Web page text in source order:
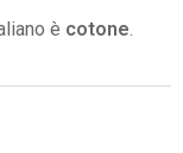
è cotone.